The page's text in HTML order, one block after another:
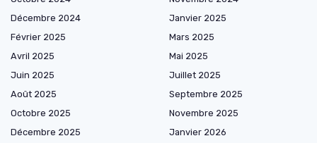
Décembre 2024
Janvier 2025
Février 2025
Mars 2025
Avril 2025
Mai 2025
Juin 2025
Juillet 2025
Août 2025
Septembre 2025
Octobre 2025
Novembre 2025
Décembre 2025
Janvier 2026